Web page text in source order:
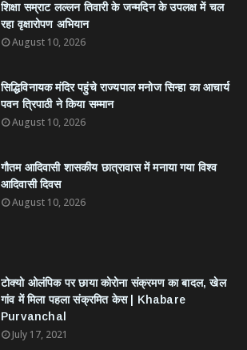
शिक्षा सम्राट लल्लन तिवारी के जन्मदिन के उपलक्ष में चल
रहा वृक्षारोपण अभियान
August 10, 2026
सिद्धिविनायक मंदिर पहुंचे राज्यपाल मनोज सिन्हा का आचार्य
पवन त्रिपाठी ने किया सम्मान
August 10, 2026
गौतम आदिवासी शासकीय छात्रावास में मनाया गया विश्व
आदिवासी दिवस
August 10, 2026
टोक्यो ओलंपिक पर छाया कोरोना संक्रमण का बादल, खेल
गांव में मिला पहला संक्रमित केस | Khabare
Purvanchal
July 17, 2021